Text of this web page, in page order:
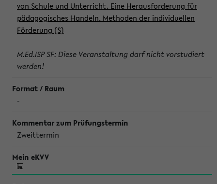
von Schule und Unterricht. Eine Herausforderung für
pädagogisches Handeln. Methoden der individuellen
Förderung (S)
M.Ed.ISP SF: Diese Veranstaltung darf nicht vorstudiert
werden!
-
Zweittermin